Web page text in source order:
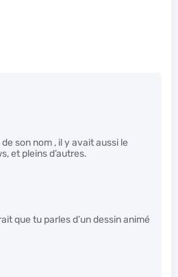
son nom , il y avait aussi le
et pleins d’autres.
que tu parles d’un dessin animé